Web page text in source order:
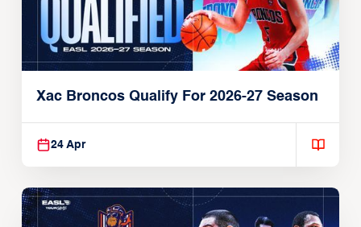
Xac Broncos Qualify For 2026-27 Season
24 Apr